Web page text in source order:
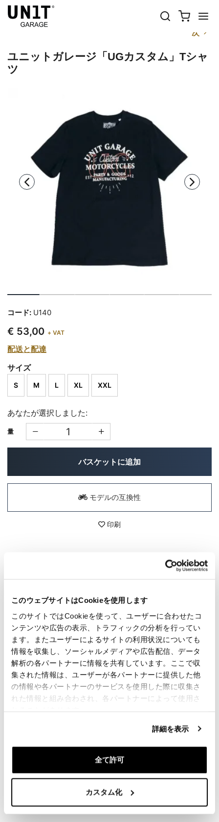
このウェブサイトはCookieを使用します
このサイトではCookieを使って、ユーザーに合わせたコ
ンテンツや広告の表示、トラフィックの分析を行ってい
ます。またユーザーによるサイトの利用状況についても
情報を収集し、ソーシャルメディアや広告配信、データ
解析の各パートナーに情報を共有しています。ここで収
集された情報は、ユーザーが各パートナーに提供した他
の情報や各パートナーのサービスを使用した際に収集さ
れた情報と組み合わされ、各パートナーによって使用さ
詳細を表示
全て許可
カスタム化
前
次
ユニットガレージ「UGカスタム」Tシャ
ツ
コード: U140
€ 53,00 + VAT
配送と配達
サイズ
S M L XL XXL
あなたが選択しました:
量
バスケットに追加
モデルの互換性
印刷
ジーカット、ミディアムフィット。
シンプルさ、デザイン、情熱、他には何も必要ありません。す
べての T シャツ、すべてのグラフィックが、私たちが誰である
かを伝え、私たちが何に情熱を注いでいるかを伝えます。
100% オーガニック紡績およびコーマ綿、生地洗浄済み、180
GSM、セットインスリーブ、袖の底にダブルワイドステッチ、
下端とネックの内側に補強テープが付いています。
色: 黒
注意: 同系色のものと一緒に洗濯してください。プリン
ト部分にはアイロンをかけず、裏返して洗濯してアイ
ロンをかけてください。